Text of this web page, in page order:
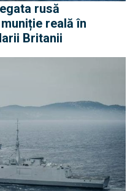
rusă
reală în
Britanii